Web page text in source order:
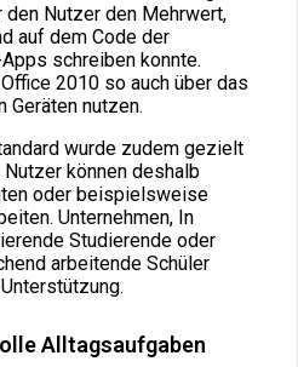
Nutzer den Mehrwert,
auf dem Code der
schreiben konnte.
2010 so auch über das
Geräten nutzen.
wurde zudem gezielt
können deshalb
oder beispielsweise
Unternehmen, In
Studierende oder
arbeitende Schüler
Alltagsaufgaben